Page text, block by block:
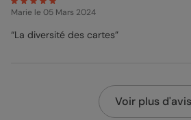
Marie le 05 Mars 2024
“La diversité des cartes”
Voir plus d'avis